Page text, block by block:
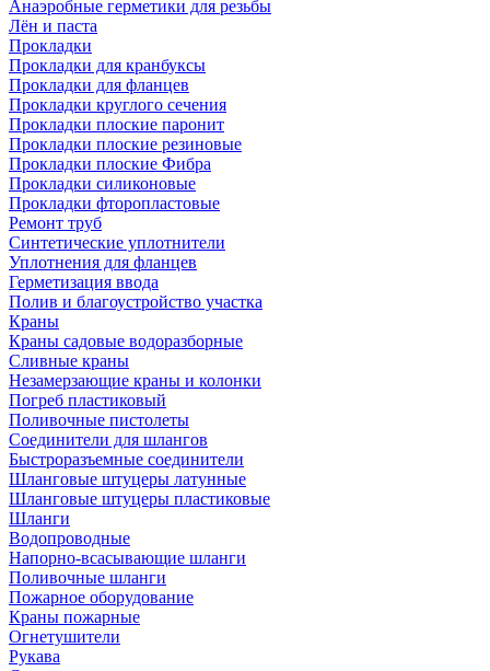
Анаэробные герметики для резьбы
Лён и паста
Прокладки
Прокладки для кранбуксы
Прокладки для фланцев
Прокладки круглого сечения
Прокладки плоские паронит
Прокладки плоские резиновые
Прокладки плоские Фибра
Прокладки силиконовые
Прокладки фторопластовые
Ремонт труб
Синтетические уплотнители
Уплотнения для фланцев
Герметизация ввода
Полив и благоустройство участка
Краны
Краны садовые водоразборные
Сливные краны
Незамерзающие краны и колонки
Погреб пластиковый
Поливочные пистолеты
Соединители для шлангов
Быстроразъемные соединители
Шланговые штуцеры латунные
Шланговые штуцеры пластиковые
Шланги
Водопроводные
Напорно-всасывающие шланги
Поливочные шланги
Пожарное оборудование
Краны пожарные
Огнетушители
Рукава